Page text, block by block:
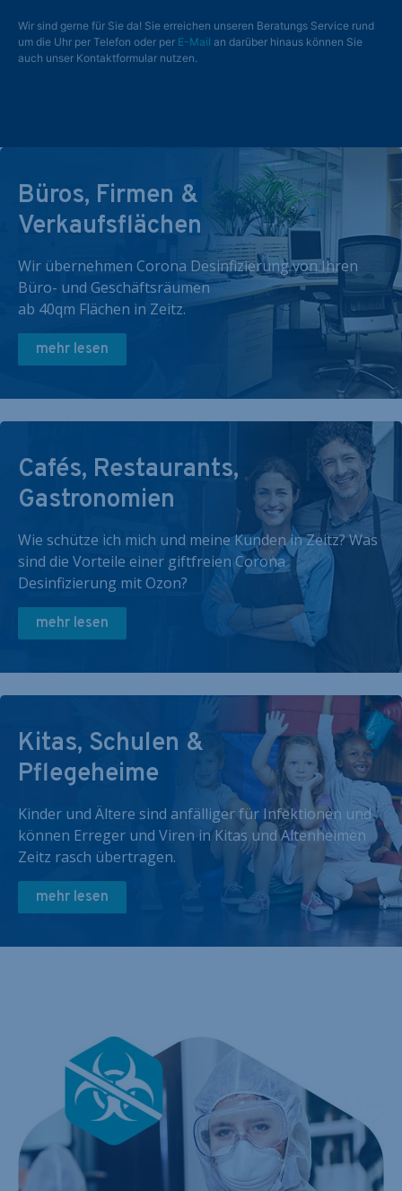
Wir sind gerne für Sie da! Sie erreichen unseren Beratungs Service rund
um die Uhr per Telefon oder per E-Mail an darüber hinaus können Sie
auch unser Kontaktformular nutzen.
Büros, Firmen &
Verkaufsflächen
Wir übernehmen Corona Desinfizierung von Ihren
Büro- und Geschäftsräumen
ab 40qm Flächen in Zeitz.
mehr lesen
Cafés, Restaurants,
Gastronomien
Wie schütze ich mich und meine Kunden in Zeitz? Was
sind die Vorteile einer giftfreien Corona
Desinfizierung mit Ozon?
mehr lesen
Kitas, Schulen &
Pflegeheime
Kinder und Ältere sind anfälliger für Infektionen und
können Erreger und Viren in Kitas und Altenheimen
Zeitz rasch übertragen.
mehr lesen